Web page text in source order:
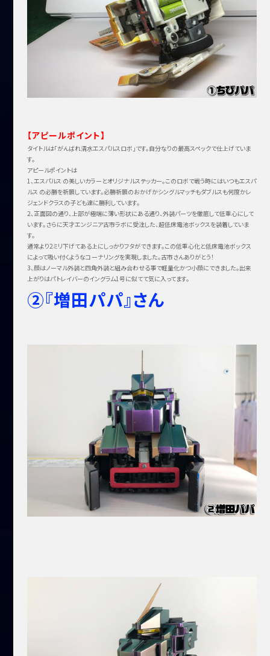
【アピールポイント】
タイトルは「がんばれ清水エスパルスロボ」です。自分なりの最高スペックで仕上げていま
す。
アピールポイントは
1、エスパルス の美しいカラーとオリジナルステッカー。このロボで戦う時にはいつもエスパ
ルス の必勝を祈願しています。必勝祈願のおかげかシングルマッチもダブルスも何度かレ
ジェンドクラスの子ども達に勝利しています。
2、正面図の通り、上部が極端に薄い形状にある通り、外装パーツを徹底して低重心にして
います。さらに天才エンジニア古市ラボに受注した、超低床電池ボックスを装着していま
す。
通常より2ミリ下げてある上にしっかりフタができます。この低重心化と低床電池ボックス
によって吸い付くようなコーナリングを実現しました。古市さんありがとう！
3、顔はノーマル外装と四角外装と組み合わせる事で軽量化かつ小顔にできました。出来
上がりはパトレイバーのイングラム1号に似てて気に入ってます。
②『増田パパ』さん